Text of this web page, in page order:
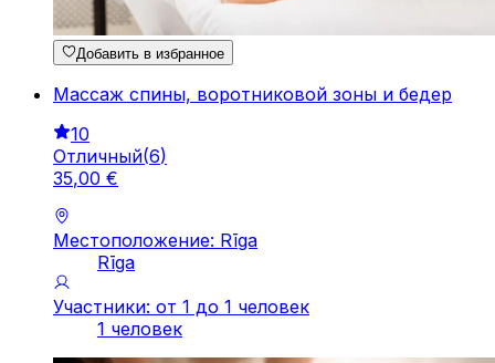
Добавить в избранное
Массаж спины, воротниковой зоны и бедер
10
Отличный(6)
35,00 €
Местоположение: Rīga
Rīga
Участники: от 1 до 1 человек
1 человек